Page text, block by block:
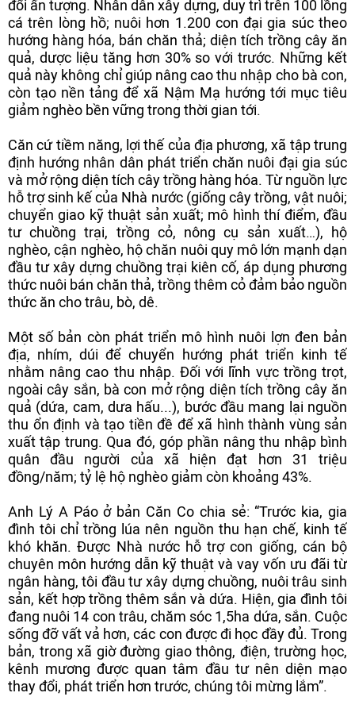
đổi ấn tượng. Nhân dân xây dựng, duy trì trên 100 lồng
cá trên lòng hồ; nuôi hơn 1.200 con đại gia súc theo
hướng hàng hóa, bán chăn thả; diện tích trồng cây ăn
quả, dược liệu tăng hơn 30% so với trước. Những kết
quả này không chỉ giúp nâng cao thu nhập cho bà con,
còn tạo nền tảng để xã Nậm Mạ hướng tới mục tiêu
giảm nghèo bền vững trong thời gian tới.
Căn cứ tiềm năng, lợi thế của địa phương, xã tập trung
định hướng nhân dân phát triển chăn nuôi đại gia súc
và mở rộng diện tích cây trồng hàng hóa. Từ nguồn lực
hỗ trợ sinh kế của Nhà nước (giống cây trồng, vật nuôi;
chuyển giao kỹ thuật sản xuất; mô hình thí điểm, đầu
tư chuồng trại, trồng cỏ, nông cụ sản xuất…), hộ
nghèo, cận nghèo, hộ chăn nuôi quy mô lớn mạnh dạn
đầu tư xây dựng chuồng trại kiên cố, áp dụng phương
thức nuôi bán chăn thả, trồng thêm cỏ đảm bảo nguồn
thức ăn cho trâu, bò, dê.
Một số bản còn phát triển mô hình nuôi lợn đen bản
địa, nhím, dúi để chuyển hướng phát triển kinh tế
nhằm nâng cao thu nhập. Đối với lĩnh vực trồng trọt,
ngoài cây sắn, bà con mở rộng diện tích trồng cây ăn
quả (dứa, cam, dưa hấu...), bước đầu mang lại nguồn
thu ổn định và tạo tiền đề để xã hình thành vùng sản
xuất tập trung. Qua đó, góp phần nâng thu nhập bình
quân đầu người của xã hiện đạt hơn 31 triệu
đồng/năm; tỷ lệ hộ nghèo giảm còn khoảng 43%.
Anh Lý A Páo ở bản Căn Co chia sẻ: “Trước kia, gia
đình tôi chỉ trồng lúa nên nguồn thu hạn chế, kinh tế
khó khăn. Được Nhà nước hỗ trợ con giống, cán bộ
chuyên môn hướng dẫn kỹ thuật và vay vốn ưu đãi từ
ngân hàng, tôi đầu tư xây dựng chuồng, nuôi trâu sinh
sản, kết hợp trồng thêm sắn và dứa. Hiện, gia đình tôi
đang nuôi 14 con trâu, chăm sóc 1,5ha dứa, sắn. Cuộc
sống đỡ vất vả hơn, các con được đi học đầy đủ. Trong
bản, trong xã giờ đường giao thông, điện, trường học,
kênh mương được quan tâm đầu tư nên diện mạo
thay đổi, phát triển hơn trước, chúng tôi mừng lắm”.